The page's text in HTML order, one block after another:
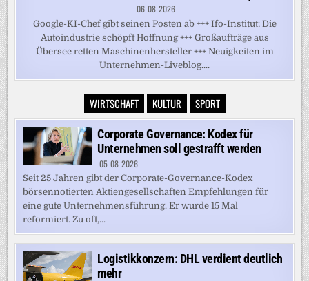
06-08-2026
Google-KI-Chef gibt seinen Posten ab +++ Ifo-Institut: Die
Autoindustrie schöpft Hoffnung +++ Großaufträge aus
Übersee retten Maschinenhersteller +++ Neuigkeiten im
Unternehmen-Liveblog....
WIRTSCHAFT KULTUR SPORT
Corporate Governance: Kodex für
Unternehmen soll gestrafft werden
05-08-2026
Seit 25 Jahren gibt der Corporate-Governance-Kodex
börsennotierten Aktiengesellschaften Empfehlungen für
eine gute Unternehmensführung. Er wurde 15 Mal
reformiert. Zu oft,...
Logistikkonzern: DHL verdient deutlich
mehr